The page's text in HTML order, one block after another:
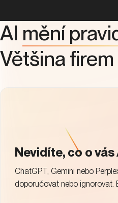
AI mění
Většina
Nevidíte, co o vás
ChatGPT, Gemini nebo
doporučovat nebo ignorovat.